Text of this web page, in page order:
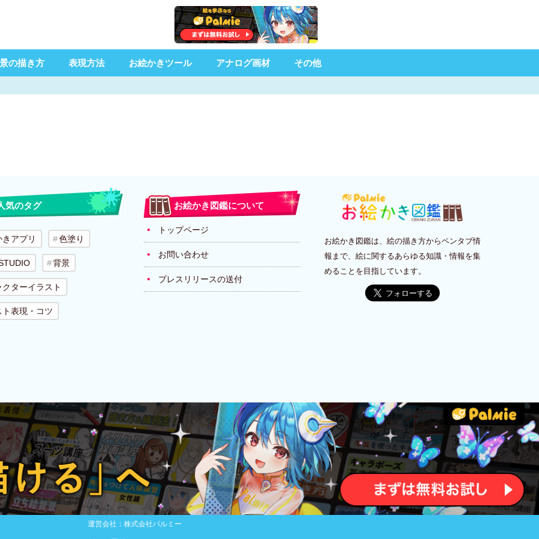
の描き方 表現方法 お絵かきツール アナログ画材 その他
気のタグ
アプリ 色塗り
背景
ターイラスト
ト表現・コツ
お絵かき図鑑について
トップページ
お問い合わせ
プレスリリースの送付
お絵かき図鑑は、絵の描き方からペンタブ情
報まで、絵に関するあらゆる知識・情報を集
めることを目指しています。
運営会社：株式会社パルミー